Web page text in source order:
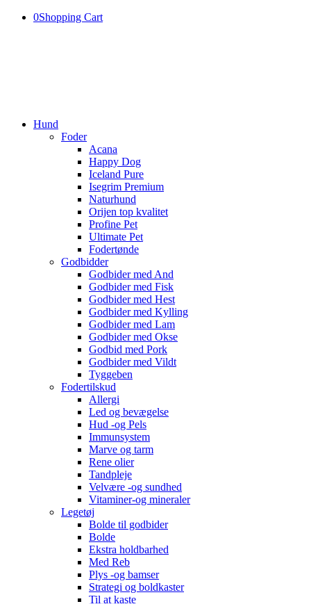
0Shopping Cart
Hund
Foder
Acana
Happy Dog
Iceland Pure
Isegrim Premium
Naturhund
Orijen top kvalitet
Profine Pet
Ultimate Pet
Fodertønde
Godbidder
Godbider med And
Godbider med Fisk
Godbider med Hest
Godbider med Kylling
Godbider med Lam
Godbider med Okse
Godbid med Pork
Godbider med Vildt
Tyggeben
Fodertilskud
Allergi
Led og bevægelse
Hud -og Pels
Immunsystem
Marve og tarm
Rene olier
Tandpleje
Velvære -og sundhed
Vitaminer-og mineraler
Legetøj
Bolde til godbider
Bolde
Ekstra holdbarhed
Med Reb
Plys -og bamser
Strategi og boldkaster
Til at kaste